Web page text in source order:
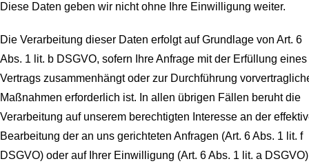
Diese Daten geben wir nicht ohne Ihre Einwilligung weiter.
Die Verarbeitung dieser Daten erfolgt auf Grundlage von Art. 6
Abs. 1 lit. b DSGVO, sofern Ihre Anfrage mit der Erfüllung eines
Vertrags zusammenhängt oder zur Durchführung
Maßnahmen erforderlich ist. In allen übrigen Fällen beruht die
Verarbeitung auf unserem berechtigten Interesse an der
Bearbeitung der an uns gerichteten Anfragen (Art. 6 Abs. 1 lit. f
DSGVO) oder auf Ihrer Einwilligung (Art. 6 Abs. 1 lit. a DSGVO)